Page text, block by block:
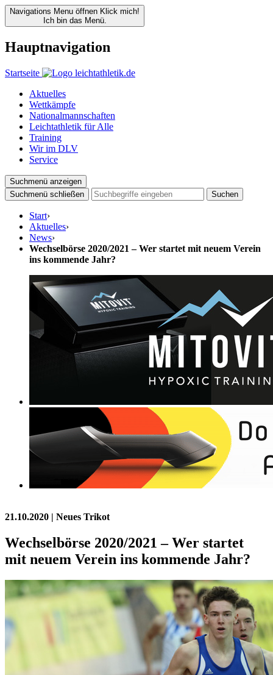
Navigations Menu öffnen Klick mich!
Ich bin das Menü.
Hauptnavigation
Startseite
Aktuelles
Wettkämpfe
Nationalmannschaften
Leichtathletik für Alle
Training
Wir im DLV
Service
Suchmenü anzeigen
Suchmenü schließen
Suchen
Start›
Aktuelles›
News›
Wechselbörse 2020/2021 – Wer startet mit neuem Verein
ins kommende Jahr?
21.10.2020 | Neues Trikot
Wechselbörse 2020/2021 – Wer startet
mit neuem Verein ins kommende Jahr?